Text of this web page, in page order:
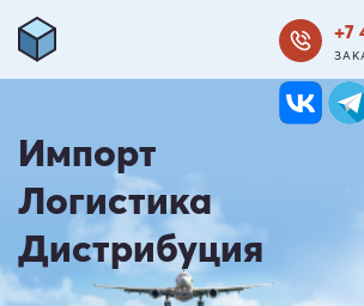
+7
Импорт
Логистика
Дистрибуция